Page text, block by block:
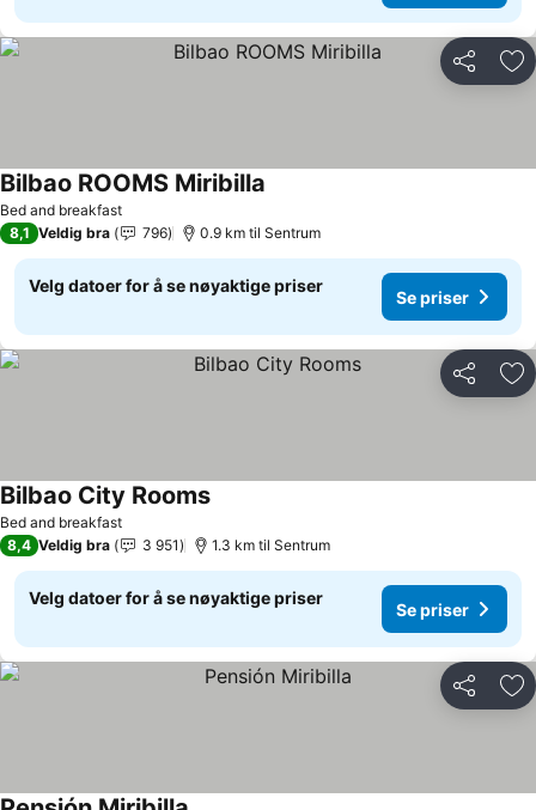
Del
Bed and breakfast
Bilbao ROOMS Miribilla
8,1 Veldig bra 796 0.9 km til Sentrum
Velg datoer for å se nøyaktige priser
Se priser
Del
Bed and breakfast
Bilbao City RoomsSe priser
8,4 Veldig bra 3 951 1.3 km til Sentrum
Velg datoer for å se nøyaktige priser
Se priser
Del